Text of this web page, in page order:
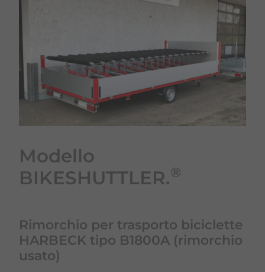
Modello
BIKESHUTTLER.®
Rimorchio per trasporto biciclette
HARBECK tipo B1800A (rimorchio
usato)